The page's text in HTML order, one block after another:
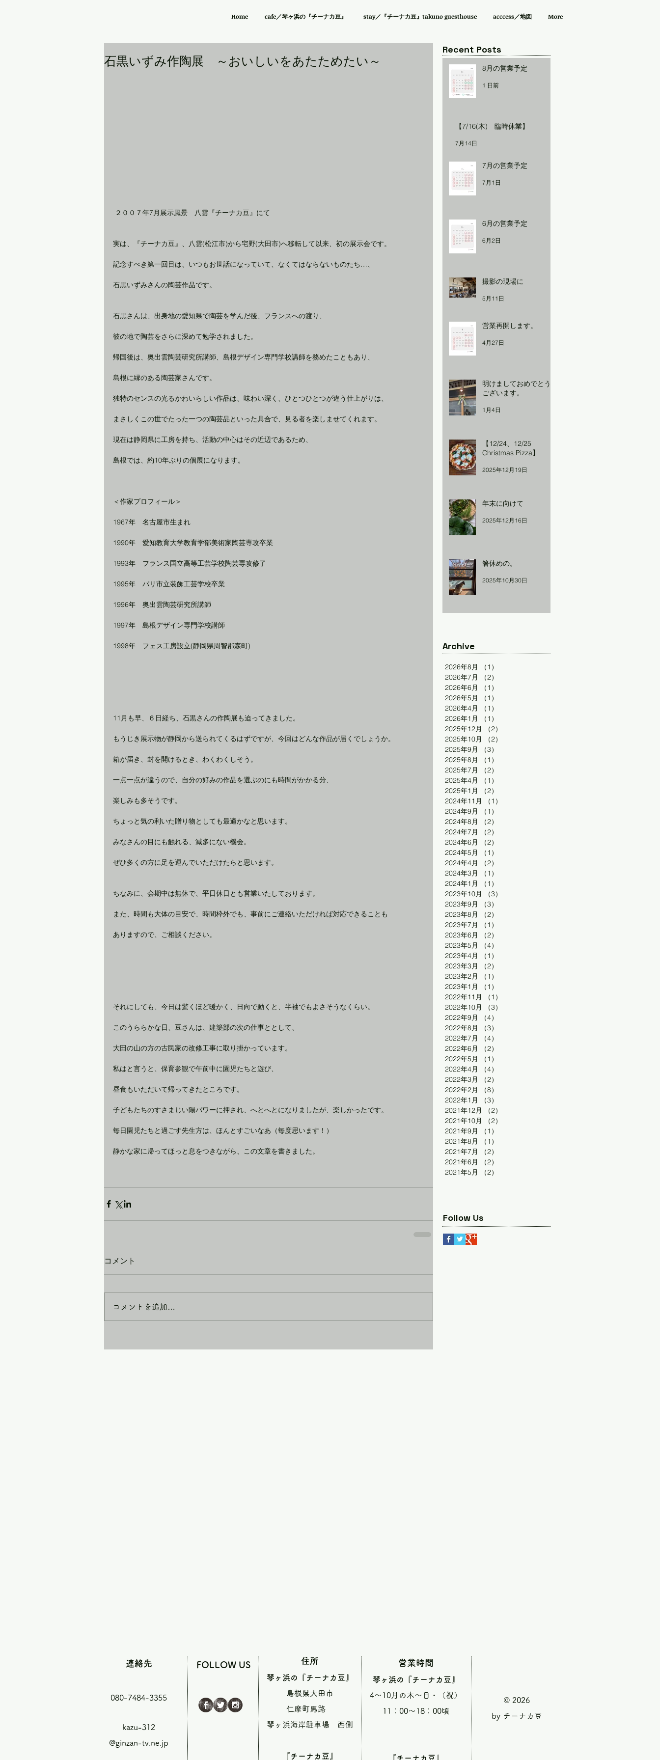
Home cafe／琴ヶ浜の『チーナカ豆』 stay／『チーナカ豆』takuno guesthouse acccess／地図 More
石黒いずみ作陶展 ～おいしいをあたためたい～
２００７年7月展示風景　八雲『チーナカ豆』にて
実は、『チーナカ豆』、八雲(松江市)から宅野(大田市)へ移転して以来、初の展示会です。
記念すべき第一回目は、いつもお世話になっていて、なくてはならないものたち…、
石黒いずみさんの陶芸作品です。
石黒さんは、出身地の愛知県で陶芸を学んだ後、フランスへの渡り、
彼の地で陶芸をさらに深めて勉学されました。
帰国後は、奥出雲陶芸研究所講師、島根デザイン専門学校講師を務めたこともあり、
島根に縁のある陶芸家さんです。
独特のセンスの光るかわいらしい作品は、味わい深く、ひとつひとつが違う仕上がりは、
まさしくこの世でたった一つの陶芸品といった具合で、見る者を楽しませてくれます。
現在は静岡県に工房を持ち、活動の中心はその近辺であるため、
島根では、約10年ぶりの個展になります。
＜作家プロフィール＞
1967年　名古屋市生まれ
1990年　愛知教育大学教育学部美術家陶芸専攻卒業
1993年　フランス国立高等工芸学校陶芸専攻修了
1995年　パリ市立装飾工芸学校卒業
1996年　奥出雲陶芸研究所講師
1997年　島根デザイン専門学校講師
1998年　フェス工房設立(静岡県周智郡森町)
11月も早、６日経ち、石黒さんの作陶展も迫ってきました。
もうじき展示物が静岡から送られてくるはずですが、今回はどんな作品が届くでしょうか。
箱が届き、封を開けるとき、わくわくしそう。
一点一点が違うので、自分の好みの作品を選ぶのにも時間がかかる分、
楽しみも多そうです。
ちょっと気の利いた贈り物としても最適かなと思います。
みなさんの目にも触れる、滅多にない機会。
ぜひ多くの方に足を運んでいただけたらと思います。
ちなみに、会期中は無休で、平日休日とも営業いたしております。
また、時間も大体の目安で、時間枠外でも、事前にご連絡いただければ対応できることも
ありますので、ご相談ください。
それにしても、今日は驚くほど暖かく、日向で動くと、半袖でもよさそうなくらい。
このうららかな日、豆さんは、建築部の次の仕事ととして、
大田の山の方の古民家の改修工事に取り掛かっています。
私はと言うと、保育参観で午前中に園児たちと遊び、
昼食もいただいて帰ってきたところです。
子どもたちのすさまじい陽パワーに押され、へとへとになりましたが、楽しかったです。
毎日園児たちと過ごす先生方は、ほんとすごいなあ（毎度思います！）
静かな家に帰ってほっと息をつきながら、この文章を書きました。
コメント
コメントを追加…
Recent Posts
8月の営業予定
1 日前
【7/16(木) 臨時休業】
7月14日
7月の営業予定
7月1日
6月の営業予定
6月2日
撮影の現場に
5月11日
営業再開します。
4月27日
明けましておめでとう
ございます。
1月4日
【12/24、12/25
Christmas Pizza】
2025年12月19日
年末に向けて
2025年12月16日
箸休めの。
2025年10月30日
Archive
2026年8月 （1）
2026年7月
（2）
2026年6月
（1）
2026年5月
（1）
2026年4月
（1）
2026年1月
（1）
2025年12月
（2）
2025年10月
（2）
2025年9月
（3）
2025年8月
（1）
2025年7月
（2）
2025年4月
（1）
2025年1月
（2）
2024年11月
（1）
2024年9月
（1）
2024年8月
（2）
2024年7月
（2）
2024年6月
（2）
2024年5月
（1）
2024年4月
（2）
2024年3月
（1）
2024年1月
（1）
2023年10月
（3）
2023年9月
（3）
2023年8月
（2）
2023年7月
（1）
2023年6月
（2）
2023年5月
（4）
2023年4月
（1）
2023年3月
（2）
2023年2月
（1）
2023年1月
（1）
2022年11月
（1）
2022年10月
（3）
2022年9月
（4）
2022年8月
（3）
2022年7月
（4）
2022年6月
（2）
2022年5月
（1）
2022年4月
（4）
2022年3月
（2）
2022年2月
（8）
2022年1月
（3）
2021年12月
（2）
2021年10月
（2）
2021年9月
（1）
2021年8月
（1）
2021年7月
（2）
2021年6月
（2）
2021年5月
（2）
Follow Us
連絡先
080-7484-3355
kazu-312
@ginzan-tv.ne.jp
FOLLOW US 住所
琴ヶ浜の『チーナカ豆』
島根県大田市
仁摩町馬路
琴ヶ浜海岸駐車場 西側
『チーナカ豆』
営業時間
琴ヶ浜の『チーナカ豆』
4～10月の木～日・（祝）
11：00～18：00頃
『チーナカ豆』
© 2026
by チーナカ豆